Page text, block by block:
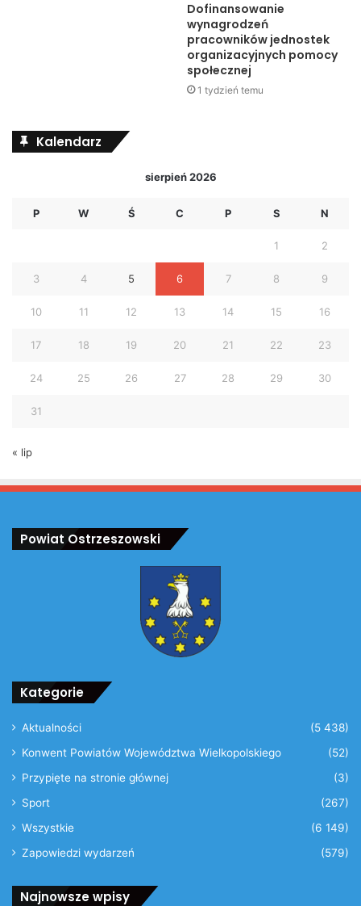
Dofinansowanie
wynagrodzeń
pracowników jednostek
organizacyjnych pomocy
społecznej
1 tydzień temu
Kalendarz
sierpień 2026
P W Ś C P S N
1 2
3 4 5 6 7 8 9
10 11 12 13 14 15 16
17 18 19 20 21 22 23
24 25 26 27 28 29 30
31
« lip
Powiat Ostrzeszowski
Kategorie
Aktualności
(5 438)
Konwent Powiatów Województwa Wielkopolskiego
(52)
Przypięte na stronie głównej
(3)
Sport
(267)
Wszystkie
(6 149)
Zapowiedzi wydarzeń
(579)
Najnowsze wpisy